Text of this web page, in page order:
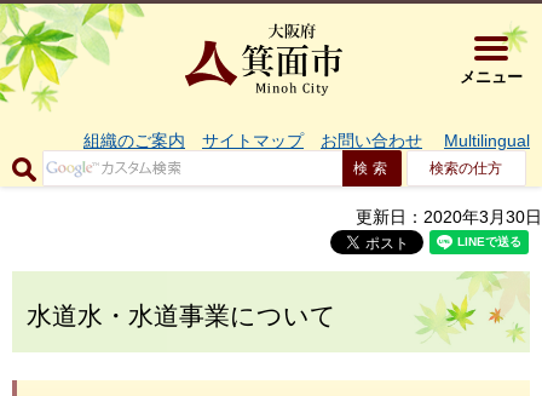
大阪府箕
メニュー
組織のご案内 サイトマップ お問い合わせ Multilingual
検索の仕方
更新日：2020年3月30日
水道水・水道事業について